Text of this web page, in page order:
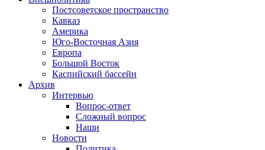
Постсоветское пространство
Кавказ
Америка
Юго-Восточная Азия
Европа
Большой Восток
Каспийский бассейн
Архив
Интервью
Вопрос-ответ
Сложный вопрос
Наши
Новости